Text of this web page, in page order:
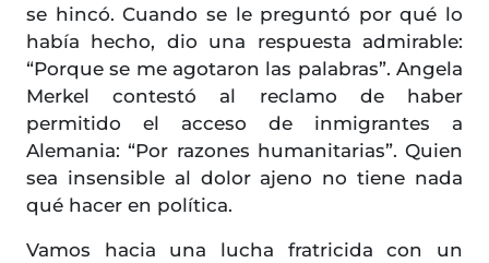
se hincó. Cuando se le preguntó por qué lo
había hecho, dio una respuesta admirable:
“Porque se me agotaron las palabras”. Angela
Merkel contestó al reclamo de haber
permitido el acceso de inmigrantes a
Alemania: “Por razones humanitarias”. Quien
sea insensible al dolor ajeno no tiene nada
qué hacer en política.
Vamos hacia una lucha fratricida con un